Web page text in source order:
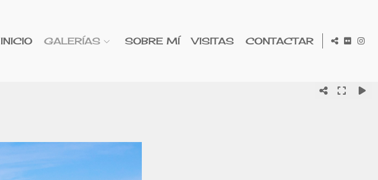
INICIO GALERÍAS SOBRE MÍ VISITAS CONTACTAR